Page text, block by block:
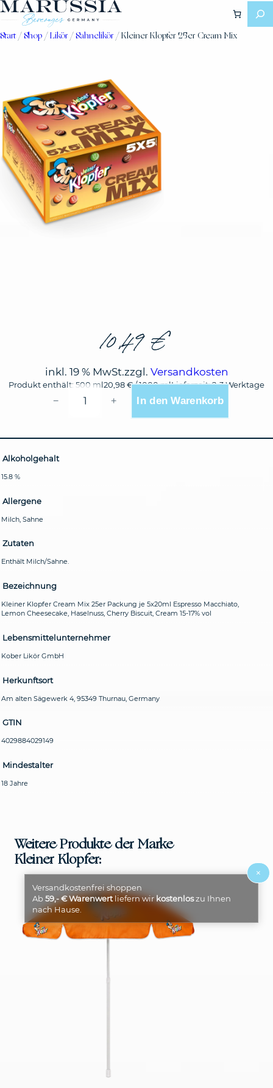
Versandkostenfrei shoppen
Ab59,- € Warenwertliefern wirkostenloszu Ihnen
nach Hause.
×
Zum
springen
Start/Shop/Likör/Sahnelikör/ Kleiner Klopfer 25er Cream Mix
10,49€
inkl. 19 % MwSt.zzgl. Versandkosten
Produkt enthält: 500 ml20,98€/1000mlLieferzeit:2-3 Werktage
KLEINER
KLOPFER
MIX
MENGE
− + In den Warenkorb
Alkoholgehalt
15.8 %
Allergene
Milch, Sahne
Zutaten
Enthält Milch/Sahne.
Bezeichnung
Kleiner Klopfer Cream Mix 25er Packung je 5x20ml Espresso Macchiato,
Lemon Cheesecake, Haselnuss, Cherry Biscuit, Cream 15-17% vol
Lebensmittelunternehmer
Kober Likör GmbH
Herkunftsort
Am alten Sägewerk 4, 95349 Thurnau, Germany
GTIN
4029884029149
Mindestalter
18 Jahre
Weitere Produkte der Marke
Kleiner Klopfer: